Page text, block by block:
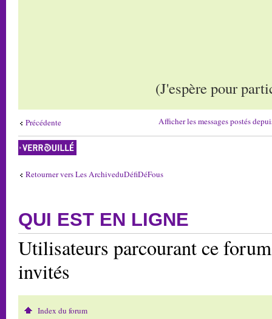
(J'espère pour
Précédente Afficher les messages postés
Sujet verrouillé
Retourner vers Les ArchiveduDéfiDéFous
QUI EST EN LIGNE
Utilisateurs parcourant ce
invités
Index du forum